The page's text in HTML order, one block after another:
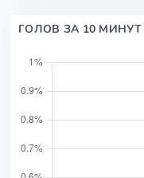
ГОЛОВ ЗА 10 МИНУТ